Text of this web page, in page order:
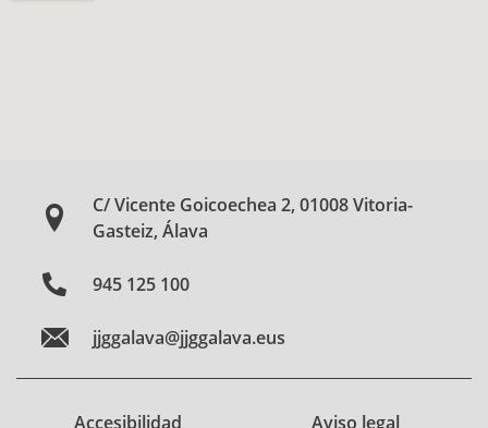
C/ Vicente Goicoechea 2, 01008 Vitoria-
Gasteiz, Álava
945 125 100
jjggalava@jjggalava.eus
Accesibilidad Aviso legal